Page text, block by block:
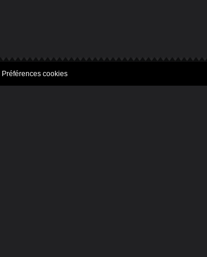
Préférences cookies